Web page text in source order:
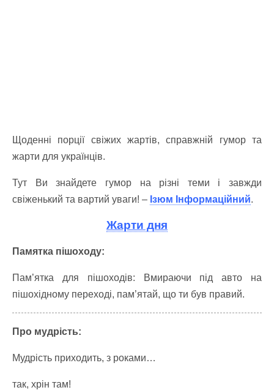
Щоденні порції свіжих жартів, справжній гумор та
жарти для українців.
Тут Ви знайдете гумор на різні теми і завжди
свіженький та вартий уваги! – Ізюм Інформаційний.
Жарти дня
Памятка пішоходу:
Пам’ятка для пішоходів: Вмираючи під авто на
пішохідному переході, пам’ятай, що ти був правий.
Про мудрість:
Мудрість приходить, з роками…
так, хрін там!